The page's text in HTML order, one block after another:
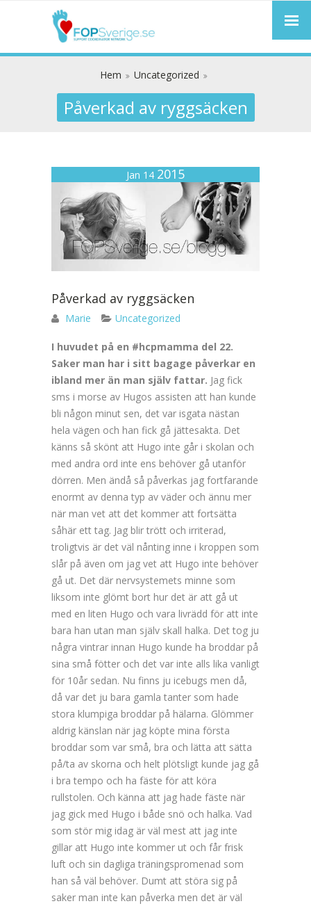
Hem Uncategorized
Påverkad av ryggsäcken
Jan 14 2015
Påverkad av ryggsäcken
Marie Uncategorized
I huvudet på en #hcpmamma del 22.
Saker man har i sitt bagage påverkar en
ibland mer än man själv fattar. Jag fick
sms i morse av Hugos assisten att han kunde
bli någon minut sen, det var isgata nästan
hela vägen och han fick gå jättesakta. Det
känns så skönt att Hugo inte går i skolan och
med andra ord inte ens behöver gå utanför
dörren. Men ändå så påverkas jag fortfarande
enormt av denna typ av väder och ännu mer
när man vet att det kommer att fortsätta
såhär ett tag. Jag blir trött och irriterad,
troligtvis är det väl nånting inne i kroppen som
slår på även om jag vet att Hugo inte behöver
gå ut. Det där nervsystemets minne som
liksom inte glömt bort hur det är att gå ut
med en liten Hugo och vara livrädd för att inte
bara han utan man själv skall halka. Det tog ju
några vintrar innan Hugo kunde ha broddar på
sina små fötter och det var inte alls lika vanligt
för 10år sedan. Nu finns ju icebugs men då,
då var det ju bara gamla tanter som hade
stora klumpiga broddar på hälarna. Glömmer
aldrig känslan när jag köpte mina första
broddar som var små, bra och lätta att sätta
på/ta av skorna och helt plötsligt kunde jag gå
i bra tempo och ha fäste för att köra
rullstolen. Och känna att jag hade fäste när
jag gick med Hugo i både snö och halka. Vad
som stör mig idag är väl mest att jag inte
gillar att Hugo inte kommer ut och får frisk
luft och sin dagliga träningspromenad som
han så väl behöver. Dumt att störa sig på
saker man inte kan påverka men det är väl